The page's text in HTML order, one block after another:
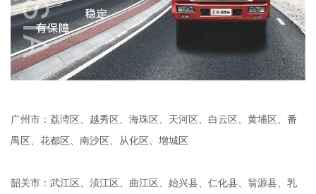
广州市：荔湾区、越秀区、海珠区、天河区、白云区、黄埔区、番
禺区、花都区、南沙区、从化区、增城区
韶关市：武江区、浈江区、曲江区、始兴县、仁化县、翁源县、乳